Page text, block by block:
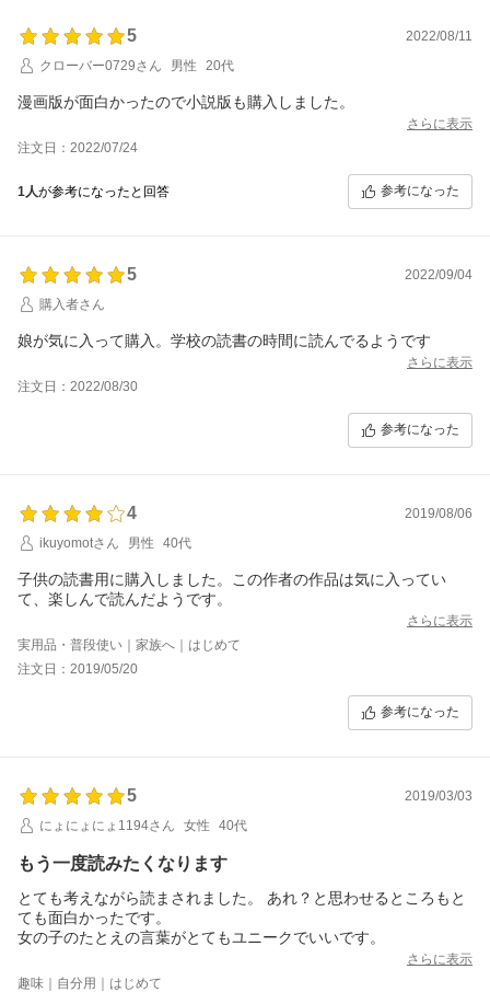
5
2022/08/11
クローバー0729さん
男性 20代
漫画版が面白かったので小説版も購入しました。
さらに表示
注文日：2022/07/24
1人が参考になったと回答 参考になった
5
2022/09/04
購入者さん
娘が気に入って購入。学校の読書の時間に読んでるようです
さらに表示
注文日：2022/08/30
参考になった
4
2019/08/06
ikuyomotさん
男性 40代
子供の読書用に購入しました。この作者の作品は気に入ってい
て、楽しんで読んだようです。
さらに表示
実用品・普段使い｜家族へ｜はじめて
注文日：2019/05/20
参考になった
5
2019/03/03
にょにょにょ1194さん
女性 40代
もう一度読みたくなります
とても考えながら読まされました。 あれ？と思わせるところもと
ても面白かったです。
女の子のたとえの言葉がとてもユニークでいいです。
さらに表示
趣味｜自分用｜はじめて